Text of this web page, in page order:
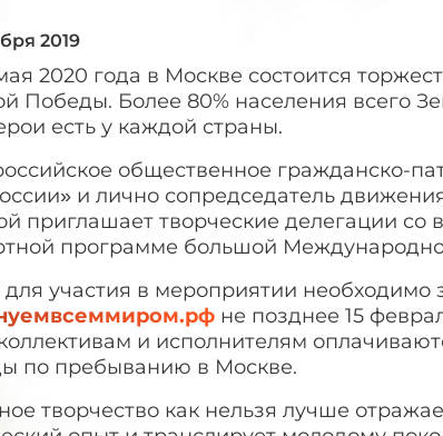
2019
2020 года в Москве состоится
Победы. Более 80% населения всего
есть у каждой страны.
общественное гражданско-
и лично сопредседатель
приглашает творческие делегации со
программе большой
для участия в мероприятии необходимо
не позднее 15
и исполнителям
по пребыванию в Москве.
творчество как нельзя лучше